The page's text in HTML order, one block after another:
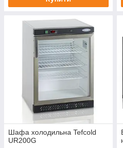
Шафа холодильна Tefcold
UR200G